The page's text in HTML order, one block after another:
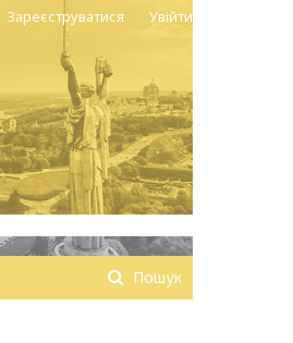
Пошук
Зареєструватися Увійти